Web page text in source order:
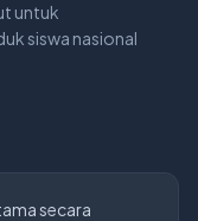
untuk
siswa nasional
secara